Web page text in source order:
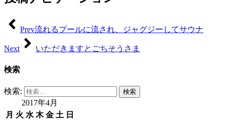
Prev流れるプールに流され、ジャグジーしてサウナ
Next いただきますとごちそうさま
検索
検索:
2017年4月
月 火 水 木 金 土 日